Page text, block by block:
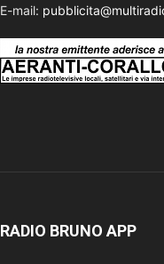
E-mail:
RADIO BRUNO APP